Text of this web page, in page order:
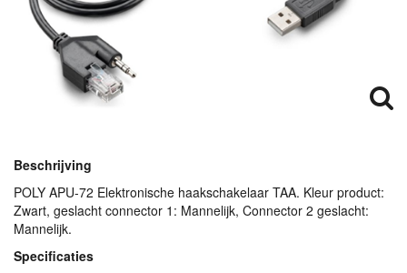
Beschrijving
POLY APU-72 Elektronische haakschakelaar TAA. Kleur product:
Zwart, geslacht connector 1: Mannelijk, Connector 2 geslacht:
Mannelijk.
Specificaties